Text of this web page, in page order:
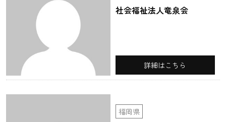
社会福祉法人竜泉会
詳細はこちら
福岡県